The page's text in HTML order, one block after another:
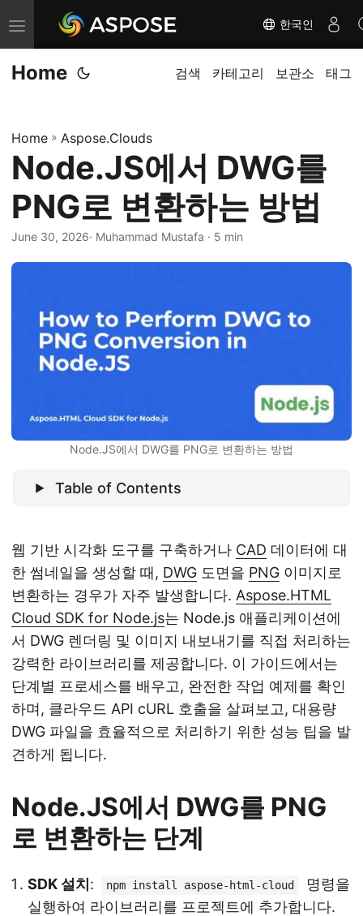
내
비
게
전
환
한국인
Home 검색 카테고리 보관소 태그
Home » Aspose.Clouds
Node.JS에서 DWG를
PNG로 변환하는 방법
June 30, 2026· Muhammad Mustafa · 5 min
Node.JS에서 DWG를 PNG로 변환하는 방법
Table of Contents
웹 기반 시각화 도구를 구축하거나 CAD 데이터에 대
한 썸네일을 생성할 때, DWG 도면을 PNG 이미지로
변환하는 경우가 자주 발생합니다. Aspose.HTML
Cloud SDK for Node.js는 Node.js 애플리케이션에
서 DWG 렌더링 및 이미지 내보내기를 직접 처리하는
강력한 라이브러리를 제공합니다. 이 가이드에서는
단계별 프로세스를 배우고, 완전한 작업 예제를 확인
하며, 클라우드 API cURL 호출을 살펴보고, 대용량
DWG 파일을 효율적으로 처리하기 위한 성능 팁을 발
견하게 됩니다.
Node.JS에서 DWG를 PNG
로 변환하는 단계
SDK 설치 : npm install aspose-html-cloud
명령을
실행하여 라이브러리를 프로젝트에 추가합니다.